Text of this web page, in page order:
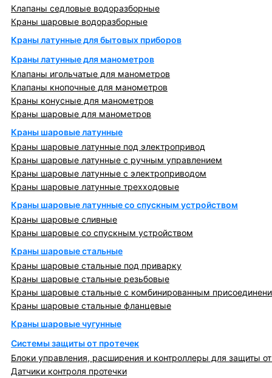
Клапаны седловые водоразборные
Краны шаровые водоразборные
Краны латунные для бытовых приборов
Краны латунные для манометров
Клапаны игольчатые для манометров
Клапаны кнопочные для манометров
Краны конусные для манометров
Краны шаровые для манометров
Краны шаровые латунные
Краны шаровые латунные под электропривод
Краны шаровые латунные с ручным управлением
Краны шаровые латунные с электроприводом
Краны шаровые латунные трехходовые
Краны шаровые латунные со спускным устройством
Краны шаровые сливные
Краны шаровые со спускным устройством
Краны шаровые стальные
Краны шаровые стальные под приварку
Краны шаровые стальные резьбовые
Краны шаровые стальные с комбинированным
Краны шаровые стальные фланцевые
Краны шаровые чугунные
Системы защиты от протечек
Блоки управления, расширения и контроллеры для защиты
Датчики контроля протечки